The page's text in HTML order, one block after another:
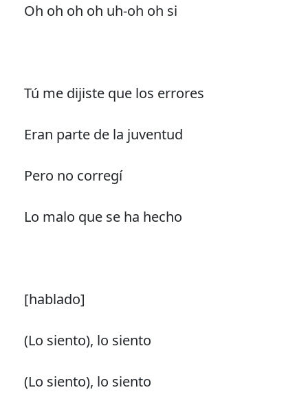
Oh oh oh oh uh-oh oh si
Tú me dijiste que los errores
Eran parte de la juventud
Pero no corregí
Lo malo que se ha hecho
[hablado]
(Lo siento), lo siento
(Lo siento), lo siento